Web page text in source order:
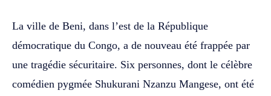
La ville de Beni, dans l’est de la République
démocratique du Congo, a de nouveau été frappée par
une tragédie sécuritaire. Six personnes, dont le célèbre
comédien pygmée Shukurani Nzanzu Mangese, ont été